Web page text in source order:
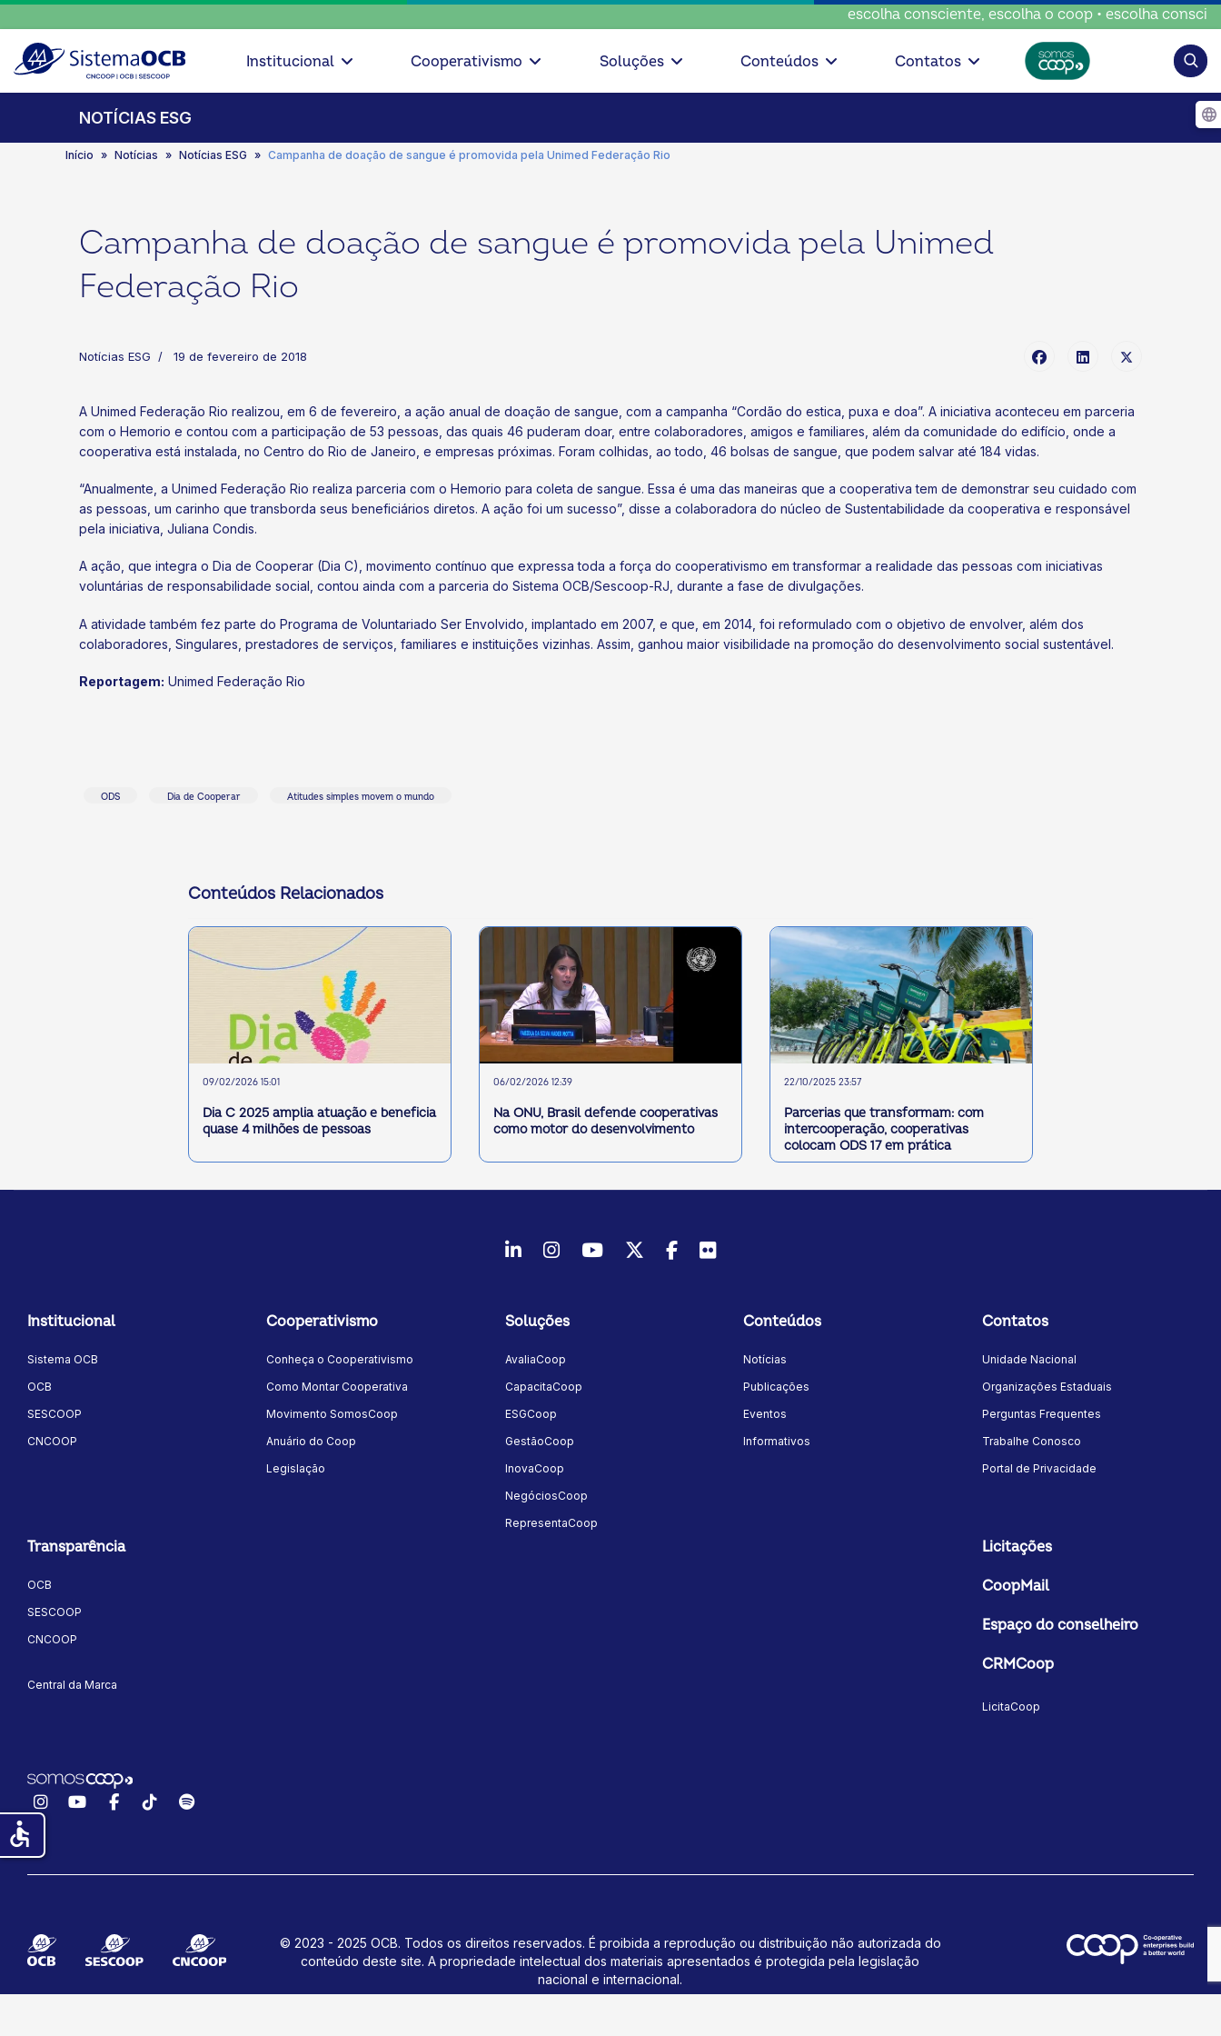
escolha consciente, escolha o coop • escolha
Institucional Cooperativismo Soluções Conteúdos Contatos
NOTÍCIAS ESG
Início Notícias Notícias ESG Campanha de doação de sangue é promovida pela Unimed Federação Rio
Campanha de doação de sangue é promovida pela Unimed
Federação Rio
Notícias ESG 19 de fevereiro de 2018
A Unimed Federação Rio realizou, em 6 de fevereiro, a ação anual de doação de sangue, com a campanha “Cordão do estica, puxa e doa”. A iniciativa aconteceu em parceria
com o Hemorio e contou com a participação de 53 pessoas, das quais 46 puderam doar, entre colaboradores, amigos e familiares, além da comunidade do edifício, onde a
cooperativa está instalada, no Centro do Rio de Janeiro, e empresas próximas. Foram colhidas, ao todo, 46 bolsas de sangue, que podem salvar até 184 vidas.
“Anualmente, a Unimed Federação Rio realiza parceria com o Hemorio para coleta de sangue. Essa é uma das maneiras que a cooperativa tem de demonstrar seu cuidado com
as pessoas, um carinho que transborda seus beneficiários diretos. A ação foi um sucesso”, disse a colaboradora do núcleo de Sustentabilidade da cooperativa e responsável
pela iniciativa, Juliana Condis.
A ação, que integra o Dia de Cooperar (Dia C), movimento contínuo que expressa toda a força do cooperativismo em transformar a realidade das pessoas com iniciativas
voluntárias de responsabilidade social, contou ainda com a parceria do Sistema OCB/Sescoop-RJ, durante a fase de divulgações.
A atividade também fez parte do Programa de Voluntariado Ser Envolvido, implantado em 2007, e que, em 2014, foi reformulado com o objetivo de envolver, além dos
colaboradores, Singulares, prestadores de serviços, familiares e instituições vizinhas. Assim, ganhou maior visibilidade na promoção do desenvolvimento social sustentável.
Reportagem: Unimed Federação Rio
ODS Dia de Cooperar Atitudes simples movem o mundo
Conteúdos Relacionados
09/02/2026 15:01
Dia C 2025 amplia atuação e beneficia
quase 4 milhões de pessoas
06/02/2026 12:39
Na ONU, Brasil defende cooperativas
como motor do desenvolvimento
22/10/2025 23:57
Parcerias que transformam: com
intercooperação, cooperativas
colocam ODS 17 em prática
LinkedInInstagram
YoutubeTwitter/X
Facebook
Flickr
Institucional
Sistema OCB
OCB
SESCOOP
CNCOOP
Cooperativismo
Conheça o Cooperativismo
Como Montar Cooperativa
Movimento SomosCoop
Anuário do Coop
Legislação
Soluções
AvaliaCoop
CapacitaCoop
ESGCoop
GestãoCoop
InovaCoop
NegóciosCoop
RepresentaCoop
Conteúdos
Notícias
Publicações
Eventos
Informativos
Contatos
Unidade Nacional
Organizações Estaduais
Perguntas Frequentes
Trabalhe Conosco
Portal de Privacidade
Transparência
OCB
SESCOOP
CNCOOP
Central da Marca
Licitações
CoopMail
Espaço do conselheiro
CRMCoop
LicitaCoop
InstagramYouTubeFacebook
TikTokSpotify
© 2023 - 2025 OCB. Todos os direitos reservados. É proibida a reprodução ou distribuição não autorizada do
conteúdo deste site.A propriedade intelectual dos materiais apresentados é protegida pela legislação
nacional e internacional.
accessible